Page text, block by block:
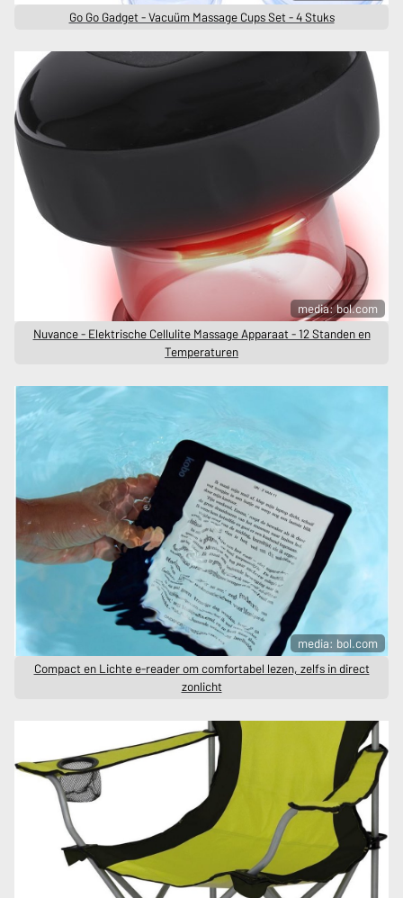
Go Go Gadget - Vacuüm Massage Cups Set - 4 Stuks
media: bol.com
Nuvance - Elektrische Cellulite Massage Apparaat - 12 Standen en
Temperaturen
media: bol.com
Compact en Lichte e-reader om comfortabel lezen, zelfs in direct
zonlicht